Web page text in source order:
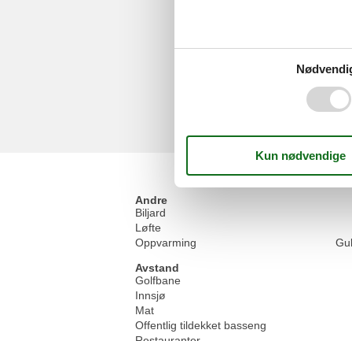
Andre
Biljard
Løfte
Oppvarming
Avstand
Golfbane
Innsjø
Mat
Offentlig tildekket basseng